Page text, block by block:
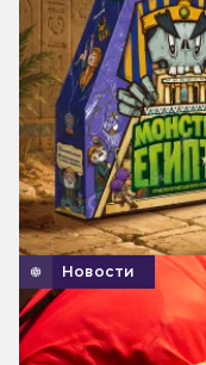
Новости